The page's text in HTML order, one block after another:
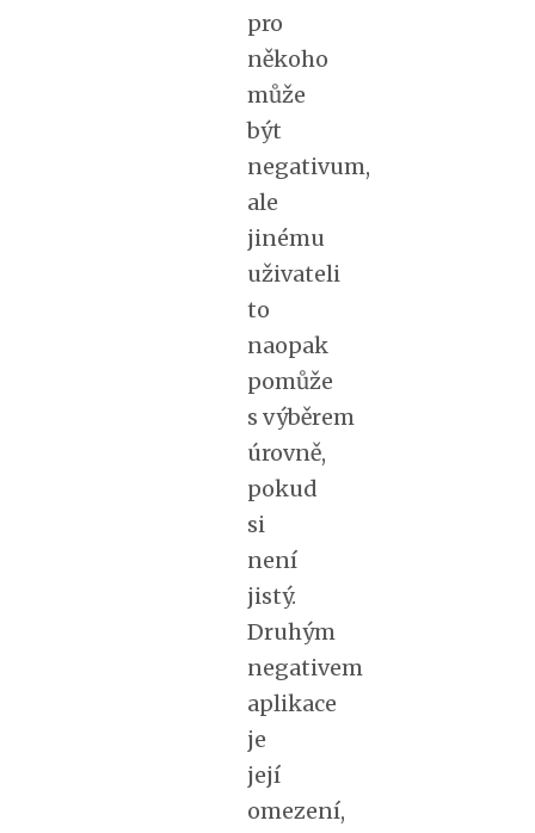
pro
někoho
může
být
negativum,
ale
jinému
uživateli
to
naopak
pomůže
s výběrem
úrovně,
pokud
si
není
jistý.
Druhým
negativem
aplikace
je
její
omezení,